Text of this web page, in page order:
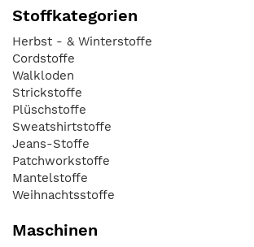
Stoffkategorien
Herbst - & Winterstoffe
Cordstoffe
Walkloden
Strickstoffe
Plüschstoffe
Sweatshirtstoffe
Jeans-Stoffe
Patchworkstoffe
Mantelstoffe
Weihnachtsstoffe
Maschinen